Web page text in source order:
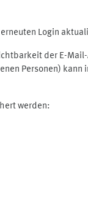
Login
der E-
Personen) kann
werden: